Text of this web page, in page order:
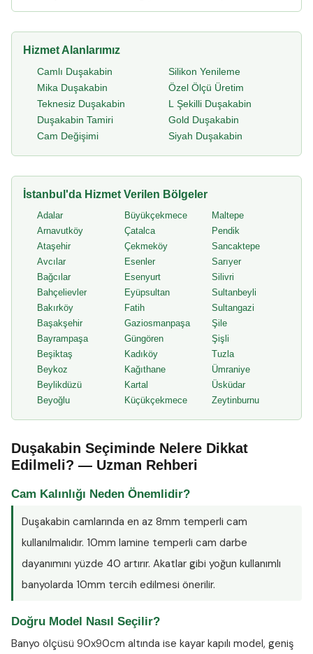
Hizmet Alanlarımız
Camlı Duşakabin
Mika Duşakabin
Teknesiz Duşakabin
Duşakabin Tamiri
Cam Değişimi
Silikon Yenileme
Özel Ölçü Üretim
L Şekilli Duşakabin
Gold Duşakabin
Siyah Duşakabin
İstanbul'da Hizmet Verilen Bölgeler
Adalar
Arnavutköy
Ataşehir
Avcılar
Bağcılar
Bahçelievler
Bakırköy
Başakşehir
Bayrampaşa
Beşiktaş
Beykoz
Beylikdüzü
Beyoğlu
Büyükçekmece
Çatalca
Çekmeköy
Esenler
Esenyurt
Eyüpsultan
Fatih
Gaziosmanpaşa
Güngören
Kadıköy
Kağıthane
Kartal
Küçükçekmece
Maltepe
Pendik
Sancaktepe
Sarıyer
Silivri
Sultanbeyli
Sultangazi
Şile
Şişli
Tuzla
Ümraniye
Üsküdar
Zeytinburnu
Duşakabin Seçiminde Nelere Dikkat
Edilmeli? — Uzman Rehberi
Cam Kalınlığı Neden Önemlidir?
Duşakabin camlarında en az 8mm temperli cam
kullanılmalıdır. 10mm lamine temperli cam darbe
dayanımını yüzde 40 artırır. Akatlar gibi yoğun kullanımlı
banyolarda 10mm tercih edilmesi önerilir.
Doğru Model Nasıl Seçilir?
Banyo ölçüsü 90x90cm altında ise kayar kapılı model, geniş